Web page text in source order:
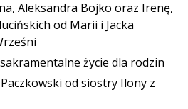
Aleksandra Bojko oraz Irenę,
od Marii i Jacka
życie dla rodzin
Paczkowski od siostry Ilony z